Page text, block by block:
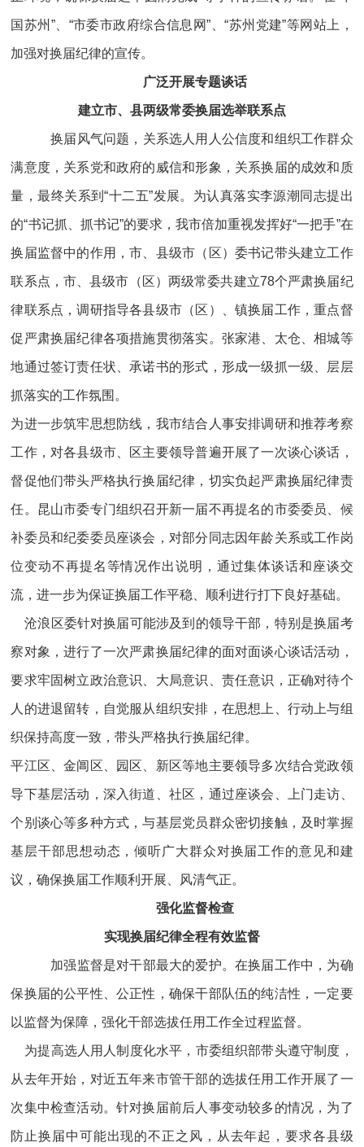
国苏州”、“市委市政府综合信息网”、“苏州党建”等网站上，
加强对换届纪律的宣传。
广泛开展专题谈话
建立市、县两级常委换届选举联系点
换届风气问题，关系选人用人公信度和组织工作群众
满意度，关系党和政府的威信和形象，关系换届的成效和质
量，最终关系到“十二五”发展。为认真落实李源潮同志提出
的“书记抓、抓书记”的要求，我市倍加重视发挥好“一把手”在
换届监督中的作用，市、县级市（区）委书记带头建立工作
联系点，市、县级市（区）两级常委共建立78个严肃换届纪
律联系点，调研指导各县级市（区）、镇换届工作，重点督
促严肃换届纪律各项措施贯彻落实。张家港、太仓、相城等
地通过签订责任状、承诺书的形式，形成一级抓一级、层层
抓落实的工作氛围。
为进一步筑牢思想防线，我市结合人事安排调研和推荐考察
工作，对各县级市、区主要领导普遍开展了一次谈心谈话，
督促他们带头严格执行换届纪律，切实负起严肃换届纪律责
任。昆山市委专门组织召开新一届不再提名的市委委员、候
补委员和纪委委员座谈会，对部分同志因年龄关系或工作岗
位变动不再提名等情况作出说明，通过集体谈话和座谈交
流，进一步为保证换届工作平稳、顺利进行打下良好基础。
沧浪区委针对换届可能涉及到的领导干部，特别是换届考
察对象，进行了一次严肃换届纪律的面对面谈心谈话活动，
要求牢固树立政治意识、大局意识、责任意识，正确对待个
人的进退留转，自觉服从组织安排，在思想上、行动上与组
织保持高度一致，带头严格执行换届纪律。
平江区、金阊区、园区、新区等地主要领导多次结合党政领
导下基层活动，深入街道、社区，通过座谈会、上门走访、
个别谈心等多种方式，与基层党员群众密切接触，及时掌握
基层干部思想动态，倾听广大群众对换届工作的意见和建
议，确保换届工作顺利开展、风清气正。
强化监督检查
实现换届纪律全程有效监督
加强监督是对干部最大的爱护。在换届工作中，为确
保换届的公平性、公正性，确保干部队伍的纯洁性，一定要
以监督为保障，强化干部选拔任用工作全过程监督。
为提高选人用人制度化水平，市委组织部带头遵守制度，
从去年开始，对近五年来市管干部的选拔任用工作开展了一
次集中检查活动。针对换届前后人事变动较多的情况，为了
防止换届中可能出现的不正之风，从去年起，要求各县级